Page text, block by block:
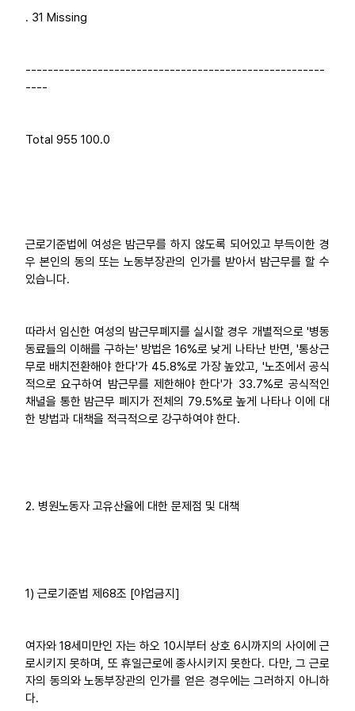
. 31 Missing
------------------------------------------------------
----
Total 955 100.0
근로기준법에 여성은 밤근무를 하지 않도록 되어있고 부득이한 경
우 본인의 동의 또는 노동부장관의 인가를 받아서 밤근무를 할 수
있습니다.
따라서 임신한 여성의 밤근무폐지를 실시할 경우 개별적으로 '병동
동료들의 이해를 구하는' 방법은 16%로 낮게 나타난 반면, '통상근
무로 배치전환해야 한다'가 45.8%로 가장 높았고, '노조에서 공식
적으로 요구하여 밤근무를 제한해야 한다'가 33.7%로 공식적인
채녈을 통한 밤근무 폐지가 전체의 79.5%로 높게 나타나 이에 대
한 방법과 대책을 적극적으로 강구하여야 한다.
2. 병원노동자 고유산율에 대한 문제점 및 대책
1) 근로기준법 제68조 [야업금지]
여자와 18세미만인 자는 하오 10시부터 상호 6시까지의 사이에 근
로시키지 못하며, 또 휴일근로에 종사시키지 못한다. 다만, 그 근로
자의 동의와 노동부장관의 인가를 얻은 경우에는 그러하지 아니하
다.